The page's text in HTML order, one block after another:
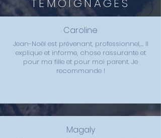
TÉMOIGNAGES
Caroline
Jean-Noël est prévenant, professionnel,... Il
explique et informe, chose rassurante et
pour ma fille et pour moi parent. Je
recommande !
Magaly